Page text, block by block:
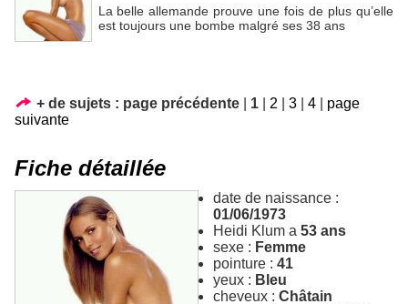
La belle allemande prouve une fois de plus qu’elle
est toujours une bombe malgré ses 38 ans
+ de sujets : page précédente 1 2 3 4
page
suivante
Fiche détaillée
date de naissance :
01/06/1973
Heidi Klum a 53 ans
sexe : Femme
pointure : 41
yeux : Bleu
cheveux : Châtain